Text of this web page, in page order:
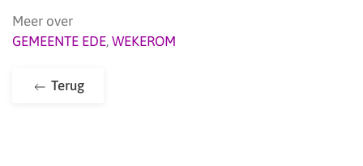
Meer over
GEMEENTE EDE, WEKEROM
Terug